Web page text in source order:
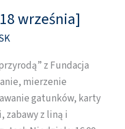
września]
z Fundacja
mierzenie
gatunków, karty
zabawy z liną i